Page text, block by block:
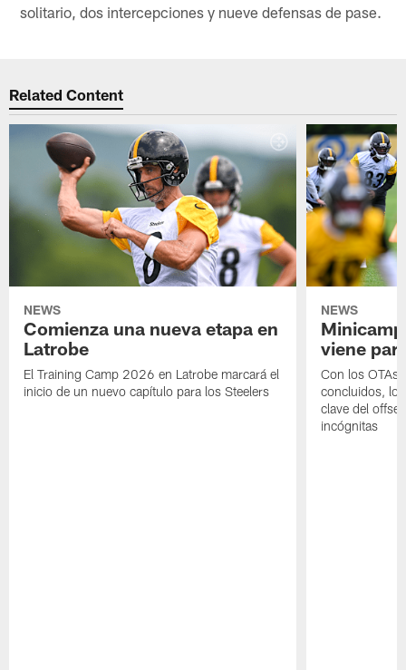
solitario, dos intercepciones y nueve defensas de pase.
Related Content
NEWS
Comienza una nueva etapa en
Latrobe
El Training Camp 2026 en Latrobe marcará el
inicio de un nuevo capítulo para los Steelers
NEWS
viene
Con los OTAs
concluidos,
clave del
incógnitas